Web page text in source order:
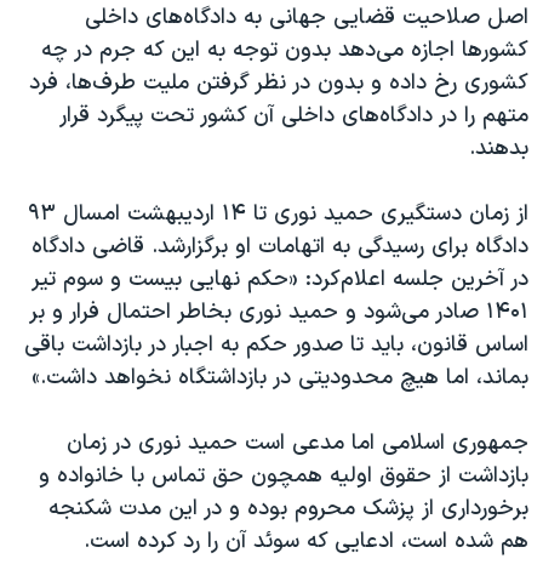
اصل صلاحیت قضایی جهانی به دادگاه‌های داخلی
کشورها اجازه می‌دهد بدون توجه به این که جرم در چه
کشوری رخ داده و بدون در نظر گرفتن ملیت طرف‌ها، فرد
متهم را در دادگاه‌های داخلی آن کشور تحت پیگرد قرار
بدهند.
از زمان دستگیری حمید نوری تا ۱۴ اردیبهشت امسال ۹۳
دادگاه برای رسیدگی به اتهامات او برگزارشد. قاضی دادگاه
در آخرین جلسه اعلام‌کرد: «حکم نهایی بیست و سوم تیر
۱۴۰۱ صادر می‌شود و حمید نوری بخاطر احتمال فرار و بر
اساس قانون، باید تا صدور حکم به اجبار در بازداشت باقی
بماند، اما هیچ محدودیتی در بازداشتگاه نخواهد‌ داشت.»
جمهوری اسلامی اما مدعی است حمید نوری در زمان
بازداشت از حقوق اولیه همچون حق تماس با خانواده و
برخورداری از پزشک محروم بوده و در این مدت شکنجه
هم شده‌ است، ادعایی که سوئد آن را رد کرده‌ است.